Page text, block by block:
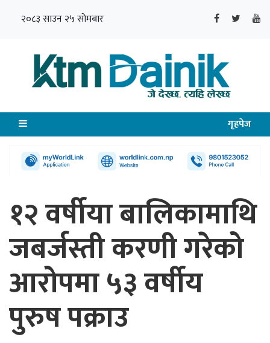
२०८३ साउन २५ सोमबार
गृहपेज
१२ वर्षीया बालिकामाथि
जबर्जस्ती करणी गरेको
आरोपमा ५३ वर्षीय
पुरुष पक्राउ